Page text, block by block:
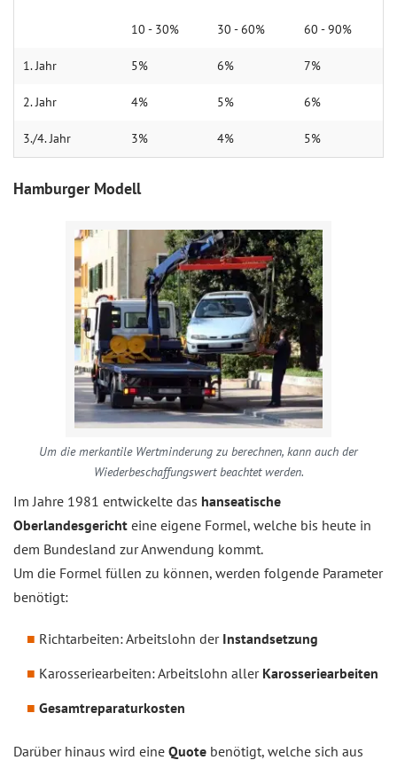
10 - 30% 30 - 60% 60 - 90%
1. Jahr 5% 6% 7%
2. Jahr 4% 5% 6%
3./4. Jahr 3% 4% 5%
Hamburger Modell
Um die merkantile Wertminderung zu berechnen, kann auch der
Wiederbeschaffungswert beachtet werden.
Im Jahre 1981 entwickelte das hanseatische
Oberlandesgericht eine eigene Formel, welche bis heute in
dem Bundesland zur Anwendung kommt.
Um die Formel füllen zu können, werden folgende Parameter
benötigt:
Richtarbeiten: Arbeitslohn der Instandsetzung
Karosseriearbeiten: Arbeitslohn aller Karosseriearbeiten
Gesamtreparaturkosten
Darüber hinaus wird eine Quote benötigt, welche sich aus